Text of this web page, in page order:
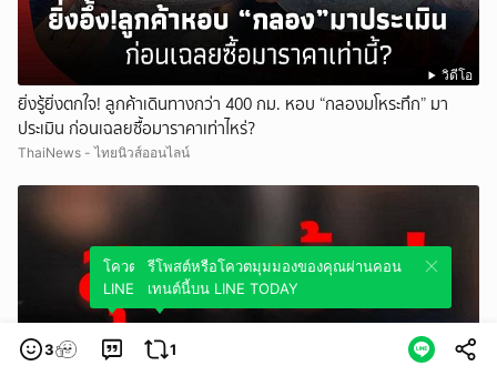
วิดีโอ
ยิ่งรู้ยิ่งตกใจ! ลูกค้าเดินทางกว่า 400 กม. หอบ “กลองมโหระทึก” มา
ประเมิน ก่อนเฉลยซื้อมาราคาเท่าไหร่?
ThaiNews - ไทยนิวส์ออนไลน์
3
โควตมุมมองของคุณผ่านคอนเทนต์นี้บน
LINE TODAY
1
รีโพสต์หรือโควตมุมมองของคุณผ่านคอน
เทนต์นี้บน LINE TODAY